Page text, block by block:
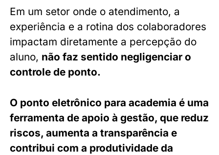
Em um setor onde o atendimento, a
experiência e a rotina dos colaboradores
impactam diretamente a percepção do
aluno, não faz sentido negligenciar o
controle de ponto.
O ponto eletrônico para academia é uma
ferramenta de apoio à gestão, que reduz
riscos, aumenta a transparência e
contribui com a produtividade da